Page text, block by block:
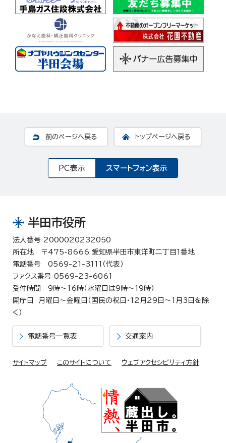
前のページへ戻る トップページへ戻る
PC表示 スマートフォン表示
半田市役所
法人番号 2000020232050
所在地 〒475-8666 愛知県半田市東洋町二丁目1番地
電話番号 0569-21-3111（代表）
ファクス番号 0569-23-6061
受付時間 9時～16時（水曜日は9時～19時）
開庁日 月曜日～金曜日（国民の祝日・12月29日～1月3日を除
く）
電話番号一覧表 交通案内
サイトマップ このサイトについて ウェブアクセシビリティ方針